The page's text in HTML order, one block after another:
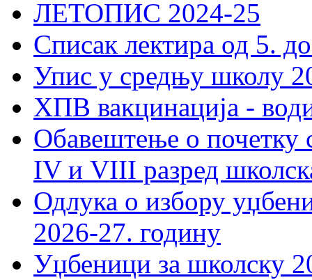
ЛЕТОПИС 2024-25
Списак лектира од 5.
Упис у средњу школу
ХПВ вакцинација -
Обавештење о почетку
IV и VIII разред
Одлука о избору
2026-27. годину
Уџбеници за школску